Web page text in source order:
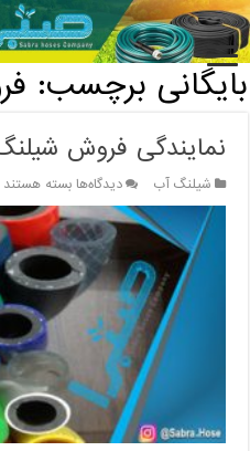
خانه / بایگانی برچسب: فروش
بایگانی برچسب:
نمایندگی فروش
شیلنگ آب دیدگاه‌هابرای
نمایندگی
فروش
شیلنگ
آب
نرم
بسته هستند